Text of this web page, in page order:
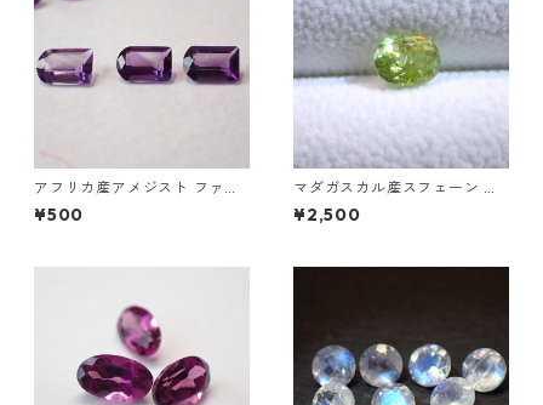
アフリカ産アメジスト ファン
シーカットルース 0.45ct前後
6.0mm*4.0mm前後
¥500
マダガスカル産スフェーン オ
ーバルカットルース 0.93ct 6.
3mm*4.7mm*3.7mm
¥2,500